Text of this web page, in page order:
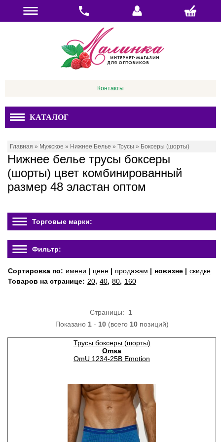
Контакты
КАТАЛОГ
Главная » Мужское » Нижнее Белье » Трусы » Боксеры (шорты)
Нижнее белье трусы боксеры
(шорты) цвет комбинированный
размер 48 эластан оптом
Торговые марки:
Фильтр:
Сортировка по: имени | цене | продажам | новизне | скидке
Товаров на странице: 20, 40, 80, 160
Страницы: 1
Показано 1- 10(всего 10позиций)
Трусы боксеры (шорты)
Omsa
OmU 1234-25B Emotion